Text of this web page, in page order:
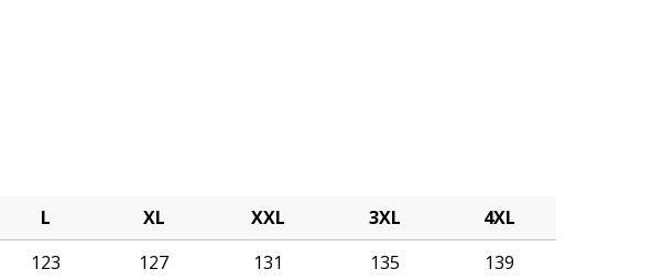
L XL XXL 3XL
4XL
123 127 131 135
139